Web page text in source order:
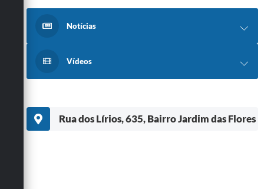
Notícias
Vídeos
Rua dos Lírios, 635, Bairro Jardim das Flores